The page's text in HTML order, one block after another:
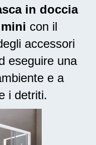
in doccia
con il
accessori
eseguire una
e a
i detriti.